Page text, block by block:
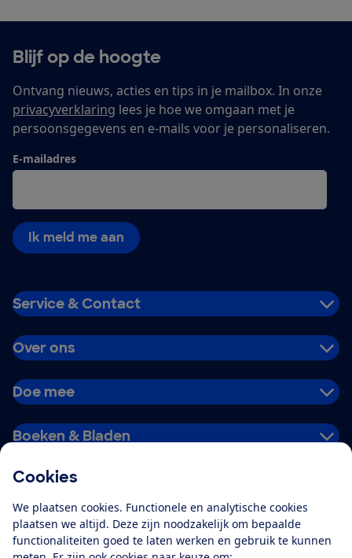
Cookies
We plaatsen cookies. Functionele en analytische cookies
plaatsen we altijd. Deze zijn noodzakelijk om bepaalde
functionaliteiten goed te laten werken en gebruik te kunnen
Blijf op de hoogte
Ontvang nieuws, acties en tips in je mailbox. In onze
privacyverklaring lees je hoe we omgaan met je
persoonsgegevens en e-mails voor je personaliseren.
E-mailadres
Ik meld me aan
Service & Contact
Over ons
Doe mee
Boeken & Bladen